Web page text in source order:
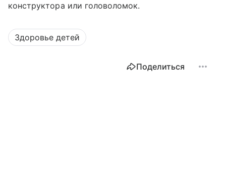
конструктора или головоломок.
Здоровье детей
Поделиться